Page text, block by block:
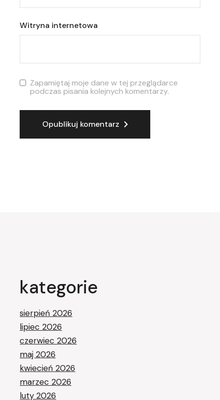
Witryna internetowa
Zapamiętaj moje dane w tej przeglądarce
podczas pisania kolejnych komentarzy.
Opublikuj komentarz
kategorie
sierpień 2026
lipiec 2026
czerwiec 2026
maj 2026
kwiecień 2026
marzec 2026
luty 2026